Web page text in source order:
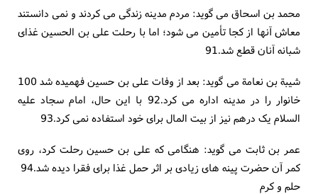
محمد بن اسحاق می گوید: مردم مدینه زندگی می کردند و نمی دانستند
معاش آنها از کجا تأمین می شود؛ اما با رحلت علی بن الحسین غذای
شبانه آنان قطع شد.91
شیبة بن نعامة می گوید: بعد از وفات علی بن حسین فهمیده شد 100
خانوار را در مدینه اداره می کرد.92 با این حال، امام سجاد علیه
السلام یک درهم نیز از بیت المال برای خود استفاده نمی کرد.93
عمر بن ثابت می گوید: هنگامی که علی بن حسین رحلت کرد، روی
کمر آن حضرت پینه های زیادی بر اثر حمل غذا برای فقرا دیده شد.94
حلم و کرم